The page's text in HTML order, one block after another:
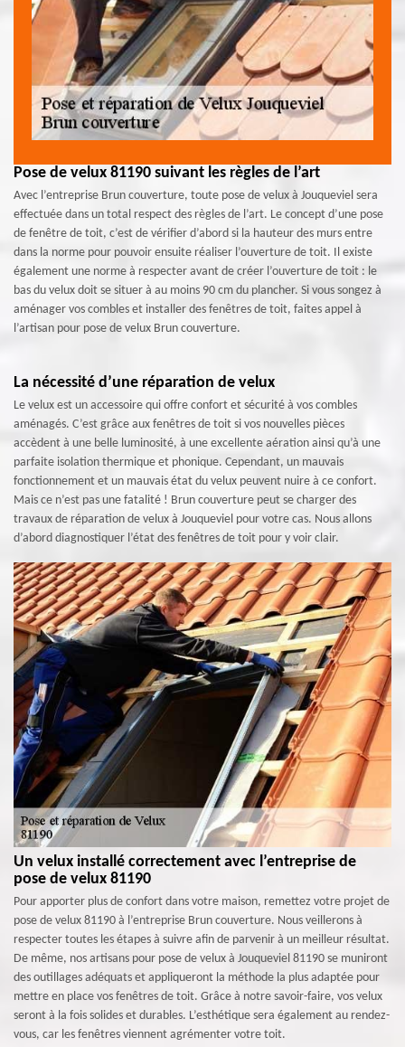
Pose de velux 81190 suivant les règles de l’art
Avec l’entreprise Brun couverture, toute pose de velux à Jouqueviel sera
effectuée dans un total respect des règles de l’art. Le concept d’une pose
de fenêtre de toit, c’est de vérifier d’abord si la hauteur des murs entre
dans la norme pour pouvoir ensuite réaliser l’ouverture de toit. Il existe
également une norme à respecter avant de créer l’ouverture de toit : le
bas du velux doit se situer à au moins 90 cm du plancher. Si vous songez à
aménager vos combles et installer des fenêtres de toit, faites appel à
l’artisan pour pose de velux Brun couverture.
La nécessité d’une réparation de velux
Le velux est un accessoire qui offre confort et sécurité à vos combles
aménagés. C’est grâce aux fenêtres de toit si vos nouvelles pièces
accèdent à une belle luminosité, à une excellente aération ainsi qu’à une
parfaite isolation thermique et phonique. Cependant, un mauvais
fonctionnement et un mauvais état du velux peuvent nuire à ce confort.
Mais ce n’est pas une fatalité ! Brun couverture peut se charger des
travaux de réparation de velux à Jouqueviel pour votre cas. Nous allons
d’abord diagnostiquer l’état des fenêtres de toit pour y voir clair.
Un velux installé correctement avec l’entreprise de
pose de velux 81190
Pour apporter plus de confort dans votre maison, remettez votre projet de
pose de velux 81190 à l’entreprise Brun couverture. Nous veillerons à
respecter toutes les étapes à suivre afin de parvenir à un meilleur résultat.
De même, nos artisans pour pose de velux à Jouqueviel 81190 se muniront
des outillages adéquats et appliqueront la méthode la plus adaptée pour
mettre en place vos fenêtres de toit. Grâce à notre savoir-faire, vos velux
seront à la fois solides et durables. L’esthétique sera également au rendez-
vous, car les fenêtres viennent agrémenter votre toit.